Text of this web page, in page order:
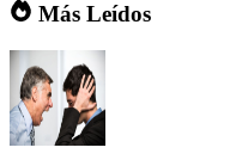
Más Leídos